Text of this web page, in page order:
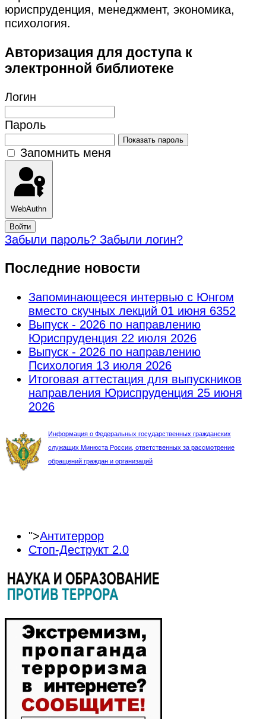
юриспруденция, менеджмент, экономика,
психология.
Авторизация для доступа к
электронной библиотеке
Логин
Пароль
Показать пароль
Запомнить меня
WebAuthn
Войти
Забыли пароль? Забыли логин?
Последние новости
Запоминающееся интервью с Юнгом
вместо скучных лекций 01 июня 6352
Выпуск - 2026 по направлению
Юриспруденция 22 июля 2026
Выпуск - 2026 по направлению
Психология 13 июля 2026
Итоговая аттестация для выпускников
направления Юриспруденция 25 июня
2026
Информация о Федеральных государственных гражданских
служащих Минюста России, ответственных за рассмотрение
обращений граждан и организаций
">Антитеррор
Стоп-Деструкт 2.0